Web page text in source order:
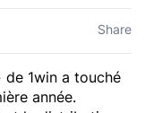
Share
de 1win a touché
année.